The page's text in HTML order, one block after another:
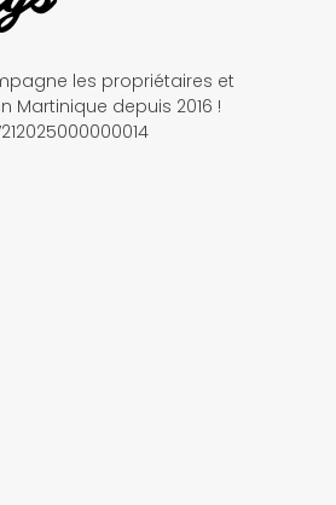
les propriétaires et
Martinique depuis 2016 !